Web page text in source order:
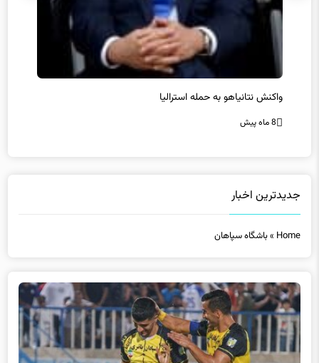
واکنش نتانیاهو به حمله استرالیا
8 ماه پیش
جدیدترین اخبار
Home
»باشگاه سپاهان